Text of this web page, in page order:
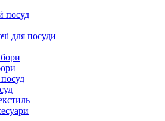
посуд
для посуди